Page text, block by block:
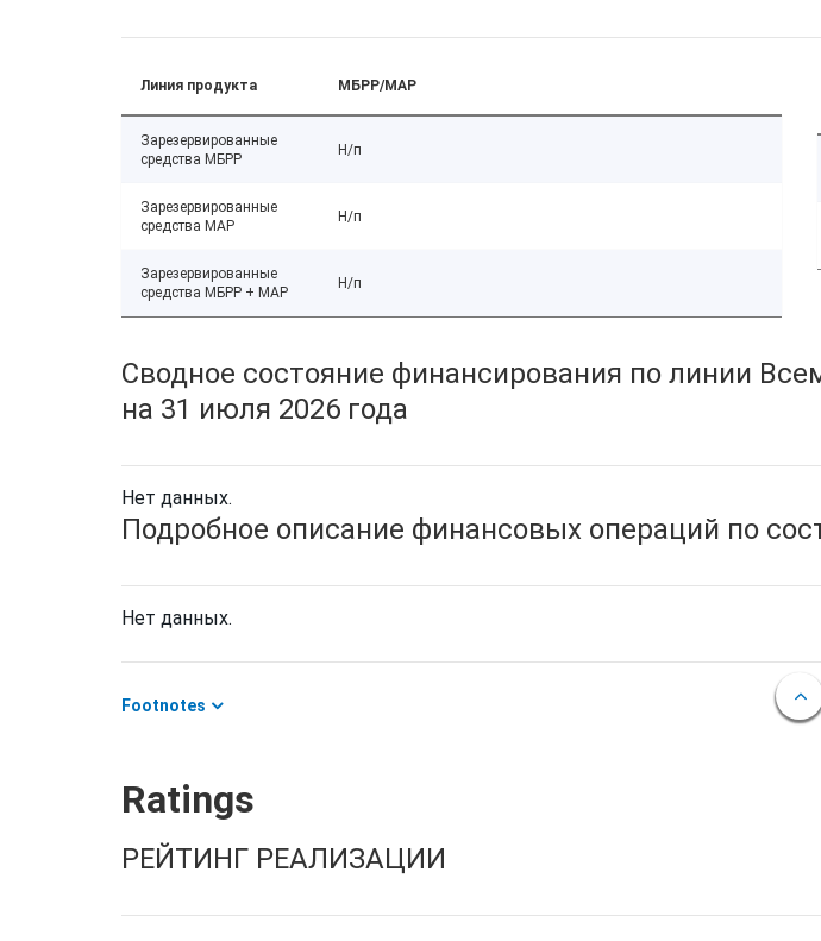
Линия продукта МБРР/МАР
Зарезервированные
средства МБРР
Н/п
Зарезервированные
средства МАР
Н/п
Зарезервированные
средства МБРР + МАР
Н/п
Сводное состояние финансирования по линии
на 31 июля 2026 года
Нет данных.
Подробное описание финансовых операций по
Нет данных.
Footnotes
Ratings
РЕЙТИНГ РЕАЛИЗАЦИИ